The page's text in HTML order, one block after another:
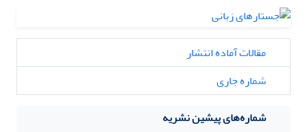
مقالات آماده انتشار
شماره جاری
شماره‌های پیشین نشریه